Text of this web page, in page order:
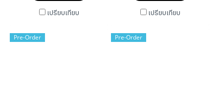
zones, such as tool tracking
and smart shelves, to be cost-
effective, scalable, and easy
to deploy.
เปรียบเทียบ
เปรียบเทียบ
Pre-Order Pre-Order